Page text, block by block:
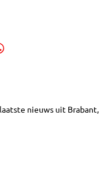
nieuws uit Brabant,